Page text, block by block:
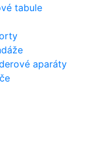
tabule
aparáty